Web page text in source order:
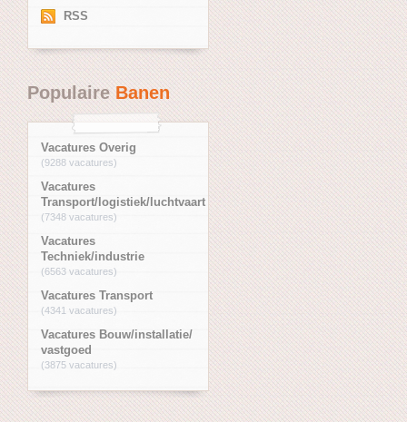
RSS
PopulaireBanen
Vacatures Overig
(9288 vacatures)
Vacatures
Transport/logistiek/luchtvaart
(7348 vacatures)
Vacatures
Techniek/industrie
(6563 vacatures)
Vacatures Transport
(4341 vacatures)
Vacatures Bouw/installatie/
vastgoed
(3875 vacatures)